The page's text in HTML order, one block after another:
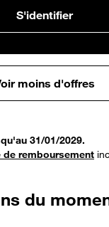
S'identifier
moins d'offres
31/01/2029.
de remboursement
du